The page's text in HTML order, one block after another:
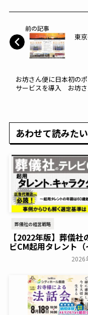
前の記事
東
お坊さん便に日本初の
サービスを導入 お坊
あわせて読みたい
葬儀社の経営戦略
【2022年版】葬儀社
ビCM起用タレント（
ジキャラクター）ま
2026